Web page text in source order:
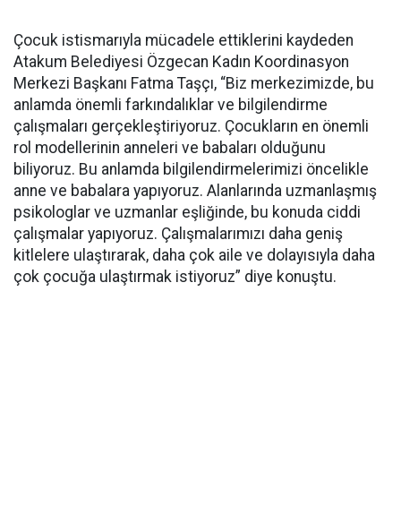
Çocuk istismarıyla mücadele ettiklerini kaydeden
Atakum Belediyesi Özgecan Kadın Koordinasyon
Merkezi Başkanı Fatma Taşçı, “Biz merkezimizde, bu
anlamda önemli farkındalıklar ve bilgilendirme
çalışmaları gerçekleştiriyoruz. Çocukların en önemli
rol modellerinin anneleri ve babaları olduğunu
biliyoruz. Bu anlamda bilgilendirmelerimizi öncelikle
anne ve babalara yapıyoruz. Alanlarında uzmanlaşmış
psikologlar ve uzmanlar eşliğinde, bu konuda ciddi
çalışmalar yapıyoruz. Çalışmalarımızı daha geniş
kitlelere ulaştırarak, daha çok aile ve dolayısıyla daha
çok çocuğa ulaştırmak istiyoruz” diye konuştu.